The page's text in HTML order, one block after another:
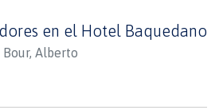
en el Hotel Baquedano
Bour, Alberto